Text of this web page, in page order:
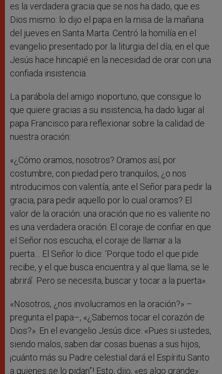
es la verdadera gracia que se nos ha dado, que es
Dios mismo: lo dijo el papa en la misa de la mañana
del jueves en Santa Marta. Centró la homilía en el
evangelio presentado por la liturgia del día, en el que
Jesús hace hincapié en la necesidad de orar con una
confiada insistencia.
La parábola del amigo inoportuno, que consigue lo
que quiere gracias a su insistencia, ha dado lugar al
papa Francisco para reflexionar sobre la calidad de
nuestra oración:
«¿Cómo oramos, nosotros? Oramos así, por
costumbre, con piedad pero tranquilos, ¿o nos
introducimos con valentía, ante el Señor para pedir la
gracia, para pedir aquello por lo cual oramos? El
valor de la oración: una oración que no es valiente no
es una verdadera oración. El coraje de confiar en que
el Señor nos escucha, el coraje de llamar a la
puerta… El Señor lo dice: ‘Porque todo el que pide
recibe, y el que busca encuentra y al que llama, se le
abrirá’. Pero se necesita, buscar y tocar a la puerta».
«Nosotros, ¿nos involucramos en la oración?» –
pregunta el papa–, «¿Sabemos tocar el corazón de
Dios?». En el evangelio Jesús dice: «Pues si ustedes,
siendo malos, saben dar cosas buenas a sus hijos,
¡cuánto más su Padre celestial dará el Espíritu Santo
a quienes se lo pidan”! Esto, dijo, «es algo grande»: